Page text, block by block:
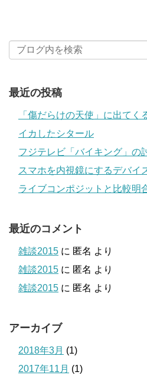
最近の投稿
「傷だらけの天使」に出てく
イカしたシタール
フジテレビ「バイキング」の
スマホを内視鏡にするデバイ
ライブコンポジットと比較明
最近のコメント
雑談2015 に 匿名 より
雑談2015 に 匿名 より
雑談2015 に 匿名 より
アーカイブ
2018年3月 (1)
2017年11月 (1)